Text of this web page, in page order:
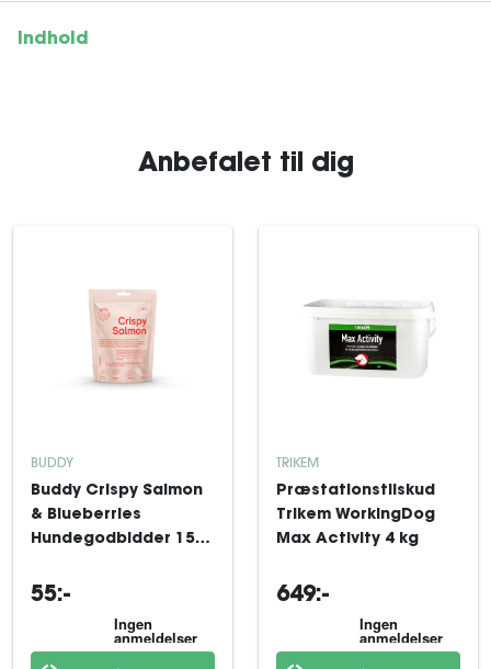
Indhold
Anbefalet til dig
BUDDY
Buddy Crispy Salmon
& Blueberries
Hundegodbidder 150
55:-
TRIKEM
Præstationstilskud
Trikem WorkingDog
Max Activity 4 kg
649:-